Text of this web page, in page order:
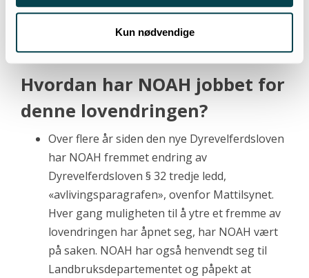
Kun nødvendige
mer støtte til lokale tiltak for hjemløse og nødstilte
dyr. Vi stiller oss bak oppfordringen fra NOAH,
Hvordan har NOAH jobbet for
denne lovendringen?
Over flere år siden den nye Dyrevelferdsloven
har NOAH fremmet endring av
Dyrevelferdsloven § 32 tredje ledd,
«avlivingsparagrafen», ovenfor Mattilsynet.
Hver gang muligheten til å ytre et fremme av
lovendringen har åpnet seg, har NOAH vært
på saken. NOAH har også henvendt seg til
Landbruksdepartementet og påpekt at